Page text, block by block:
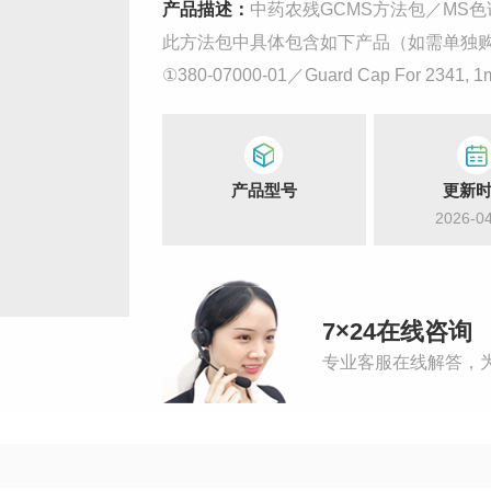
产品描述： 中药农残GCMS方法包／MS
此方法包中具体包含如下产品（如需单独
①380-07000-01／Guard Cap For 2341,
产品型号 更新
2026-
7×24在线咨询
专业客服在线解答，